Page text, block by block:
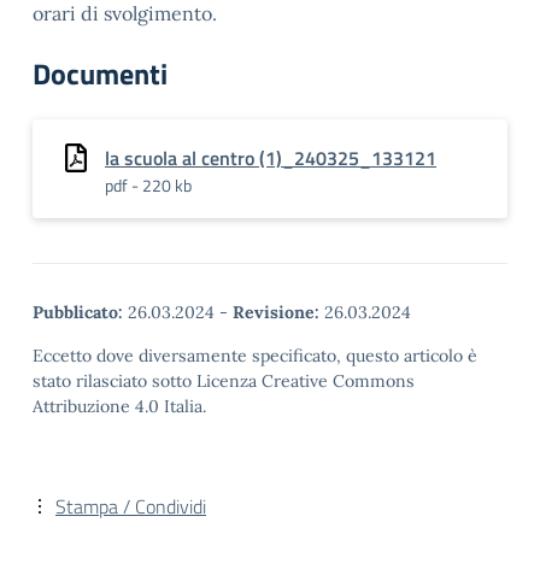
orari di svolgimento.
Documenti
la scuola al centro (1)_240325_133121
pdf - 220 kb
Pubblicato: 26.03.2024 - Revisione: 26.03.2024
Eccetto dove diversamente specificato, questo articolo è
stato rilasciato sotto Licenza Creative Commons
Attribuzione 4.0 Italia.
Stampa / Condividi